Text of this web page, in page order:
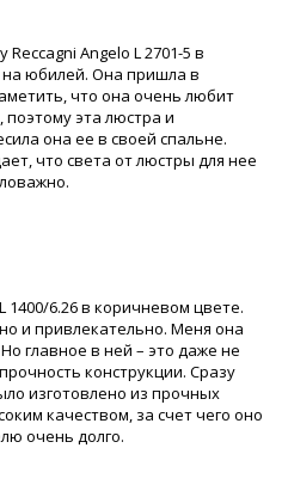
Angelo L 2701-5 в
юбилей. Она пришла в
что она очень любит
поэтому эта люстра и
она ее в своей спальне.
что света от люстры для нее
1400/6.26 в коричневом цвете.
и привлекательно. Меня она
главное в ней – это даже не
конструкции. Сразу
изготовлено из прочных
качеством, за счет чего оно
очень долго.